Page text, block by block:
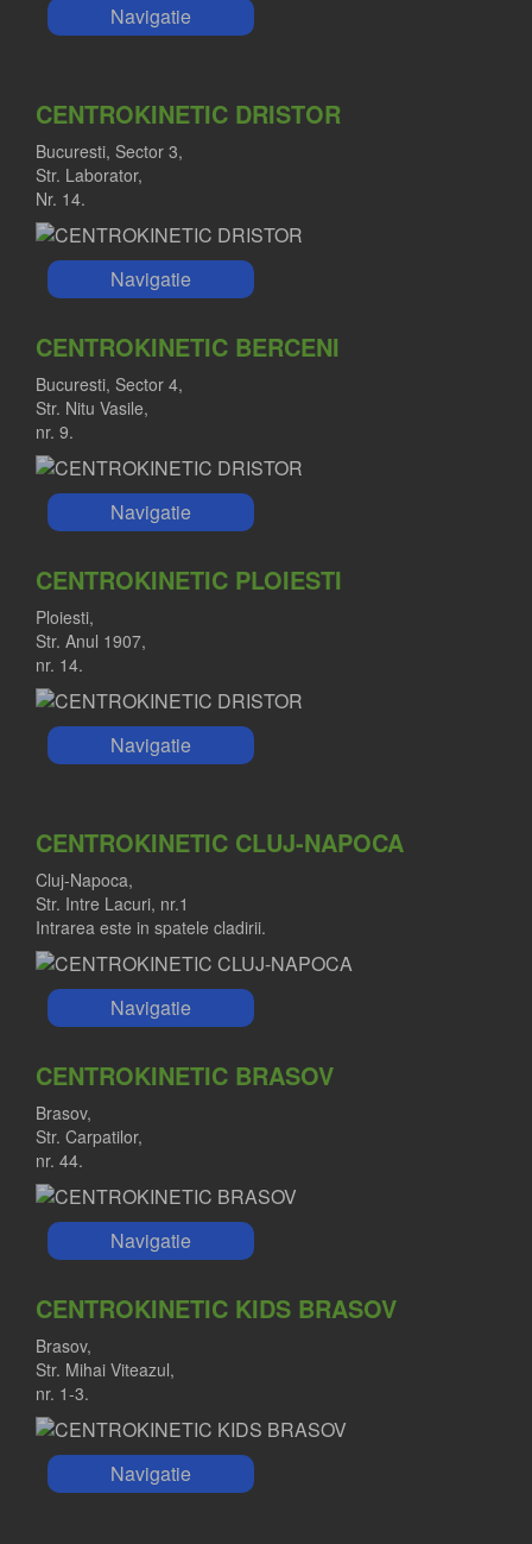
Navigatie
CENTROKINETIC DRISTOR
Bucuresti, Sector 3,
Str. Laborator,
Nr. 14.
Navigatie
CENTROKINETIC BERCENI
Bucuresti, Sector 4,
Str. Nitu Vasile,
nr. 9.
Navigatie
CENTROKINETIC PLOIESTI
Ploiesti,
Str. Anul 1907,
nr. 14.
Navigatie
CENTROKINETIC CLUJ-NAPOCA
Cluj-Napoca,
Str. Intre Lacuri, nr.1
Intrarea este in spatele cladirii.
Navigatie
CENTROKINETIC BRASOV
Brasov,
Str. Carpatilor,
nr. 44.
Navigatie
CENTROKINETIC KIDS BRASOV
Brasov,
Str. Mihai Viteazul,
nr. 1-3.
Navigatie